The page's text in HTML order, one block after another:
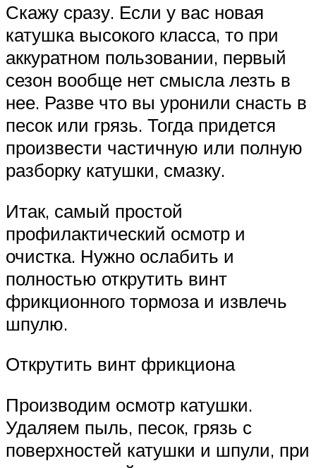
Скажу сразу. Если у вас новая
катушка высокого класса, то при
аккуратном пользовании, первый
сезон вообще нет смысла лезть в
нее. Разве что вы уронили снасть в
песок или грязь. Тогда придется
произвести частичную или полную
разборку катушки, смазку.
Итак, самый простой
профилактический осмотр и
очистка. Нужно ослабить и
полностью открутить винт
фрикционного тормоза и извлечь
шпулю.
Открутить винт фрикциона
Производим осмотр катушки.
Удаляем пыль, песок, грязь с
поверхностей катушки и шпули, при